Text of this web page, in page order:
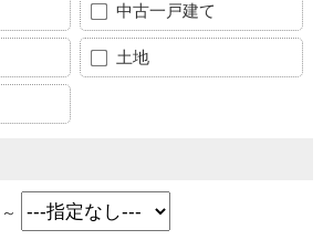
中古一戸建て
土地
～